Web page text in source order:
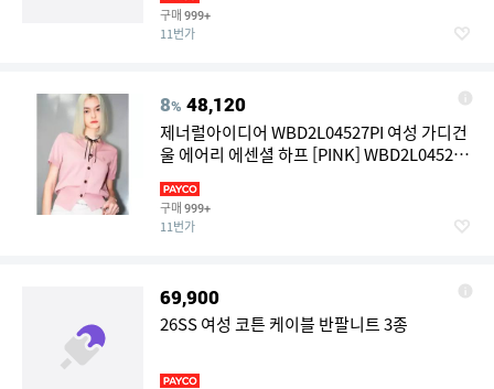
구매 999+
11번가
8% 48,120
제너럴아이디어 WBD2L04527PI 여성 가디건
울 에어리 에센셜 하프 [PINK] WBD2L04527
4013104
구매 999+
11번가
69,900
26SS 여성 코튼 케이블 반팔니트 3종